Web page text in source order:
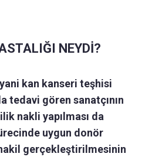
NEYDİ?
kan kanseri teşhisi
tedavi gören sanatçının
nakli yapılması da
uygun donör
gerçekleştirilmesinin